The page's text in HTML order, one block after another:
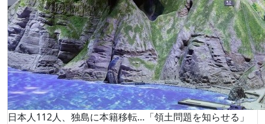
日本人112人、独島に本籍移転…「領土問題を知らせる」